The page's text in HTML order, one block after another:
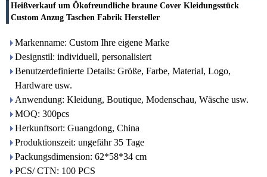
Heißverkauf um Ökofreundliche braune Cover Kleidungsstück
Custom Anzug Taschen Fabrik Hersteller
Markenname: Custom Ihre eigene Marke
Designstil: individuell, personalisiert
Benutzerdefinierte Details: Größe, Farbe, Material, Logo,
Hardware usw.
Anwendung: Kleidung, Boutique, Modenschau, Wäsche usw.
MOQ: 300pcs
Herkunftsort: Guangdong, China
Produktionszeit: ungefähr 35 Tage
Packungsdimension: 62*58*34 cm
PCS/ CTN: 100 PCS